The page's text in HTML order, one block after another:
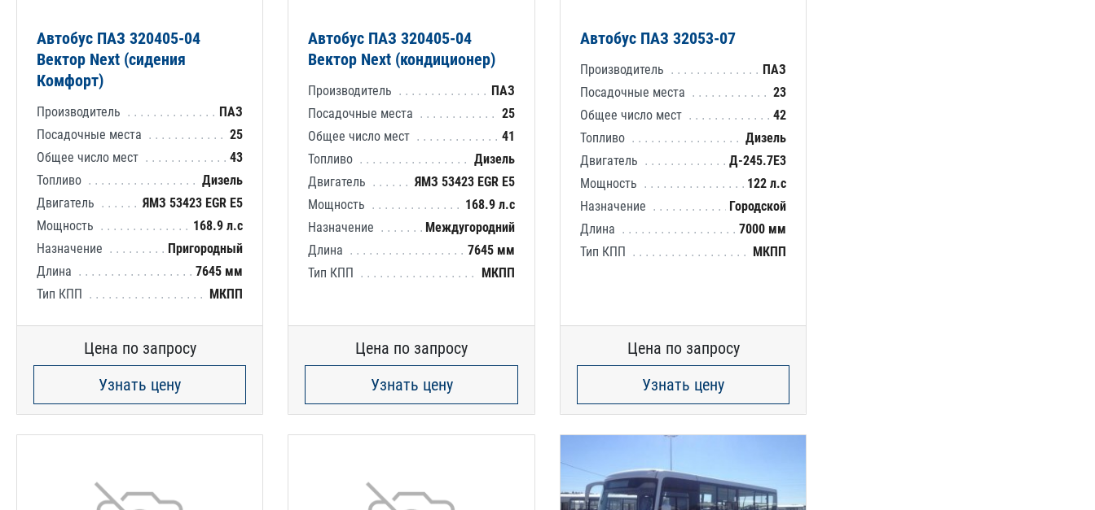
Автобус ПАЗ 320405-04
Вектор Next (сидения
Комфорт)
Производитель
ПАЗ
Посадочные места
25
Общее число мест
43
Топливо
Дизель
Двигатель
ЯМЗ 53423 EGR E5
Мощность
168.9 л.с
Назначение
Пригородный
Длина
7645 мм
Тип КПП
МКПП
Цена по запросу
Узнать цену
Автобус ПАЗ 320405-04
Вектор Next (кондиционер)
Производитель
ПАЗ
Посадочные места
25
Общее число мест
41
Топливо
Дизель
Двигатель
ЯМЗ 53423 EGR E5
Мощность
168.9 л.с
Назначение
Междугородний
Длина
7645 мм
Тип КПП
МКПП
Цена по запросу
Узнать цену
Автобус ПАЗ 32053-07
Производитель
ПАЗ
Посадочные места
23
Общее число мест
42
Топливо
Дизель
Двигатель
Д-245.7Е3
Мощность
122 л.с
Назначение
Городской
Длина
7000 мм
Тип КПП
МКПП
Цена по запросу
Узнать цену